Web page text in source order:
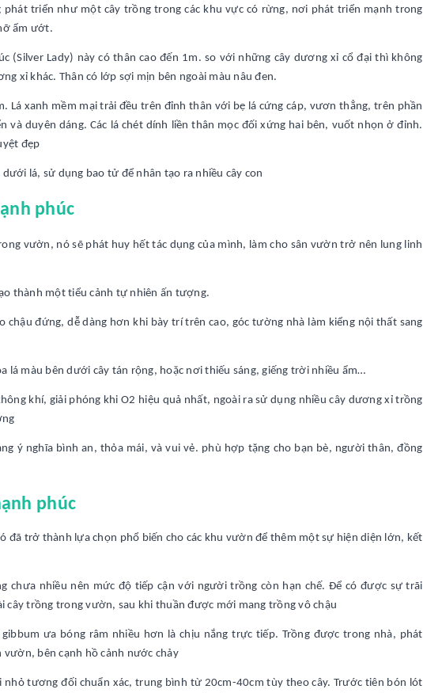
phát triển như một cây trồng trong các khu vực có rừng, nơi phát triển mạnh trong
ẩm ướt.
(Silver Lady) này có thân cao đến 1m. so với những cây dương xỉ cổ đại thì không
xỉ khác. Thân có lớp sợi mịn bên ngoài màu nâu đen.
Lá xanh mềm mại trải đều trên đỉnh thân với bẹ lá cứng cáp, vươn thẳng, trên phần
và duyên dáng. Các lá chét dính liền thân mọc đối xứng hai bên, vuốt nhọn ở đỉnh.
đẹp
lá, sử dụng bao tử để nhân tạo ra nhiều cây con
phúc
vườn, nó sẽ phát huy hết tác dụng của mình, làm cho sân vườn trở nên lung linh
thành một tiểu cảnh tự nhiên ấn tượng.
chậu đứng, dễ dàng hơn khi bày trí trên cao, góc tường nhà làm kiểng nội thất sang
lá màu bên dưới cây tán rộng, hoặc nơi thiếu sáng, giếng trời nhiều ẩm…
khí, giải phóng khi O2 hiệu quả nhất, ngoài ra sử dụng nhiều cây dương xỉ trồng
ý nghĩa bình an, thỏa mái, và vui vẻ. phù hợp tặng cho bạn bè, người thân, đồng
phúc
đã trở thành lựa chọn phổ biến cho các khu vườn để thêm một sự hiện diện lớn, kết
chưa nhiều nên mức độ tiếp cận với người trồng còn hạn chế. Để có được sự trãi
cây trồng trong vườn, sau khi thuần được mới mang trồng vô chậu
ưa bóng râm nhiều hơn là chịu nắng trực tiếp. Trồng được trong nhà, phát
bên cạnh hồ cảnh nước chảy
tương đối chuẩn xác, trung bình từ 20cm-40cm tùy theo cây. Trước tiên bón lót